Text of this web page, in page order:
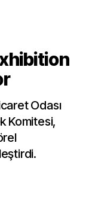
Odası
Komitesi,